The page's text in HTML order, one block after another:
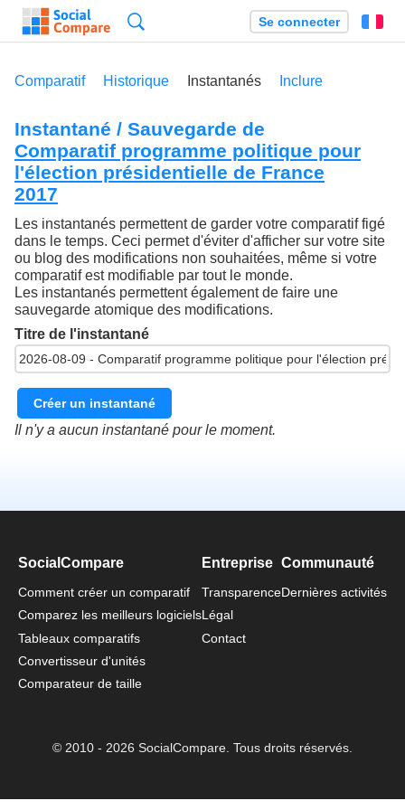
Se connecter
Comparatif Historique Instantanés Inclure
Instantané / Sauvegarde de
Comparatif programme politique pour
l'élection présidentielle de France
2017
Les instantanés permettent de garder votre comparatif figé
dans le temps. Ceci permet d'éviter d'afficher sur votre site
ou blog des modifications non souhaitées, même si votre
comparatif est modifiable par tout le monde.
Les instantanés permettent également de faire une
sauvegarde atomique des modifications.
Titre de l'instantané
Créer un instantané
Il n'y a aucun instantané pour le moment.
SocialCompare
Comment créer un comparatif
Comparez les meilleurs logiciels
Tableaux comparatifs
Convertisseur d'unités
Comparateur de taille
Entreprise
Transparence
Légal
Contact
Communauté
Dernières activités
© 2010 - 2026 SocialCompare. Tous droits réservés.